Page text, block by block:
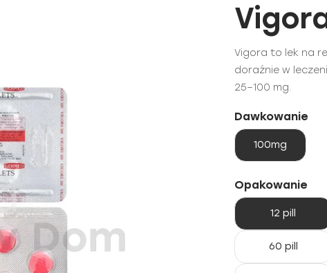
Vigora to lek na
doraźnie w
25–100 mg.
Dawkowanie
100mg
Opakowanie
12 pill
60 pill